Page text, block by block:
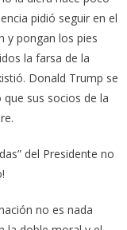
pidió seguir en el
y pongan los pies
la farsa de la
Donald Trump se
sus socios de la
del Presidente no
no es nada